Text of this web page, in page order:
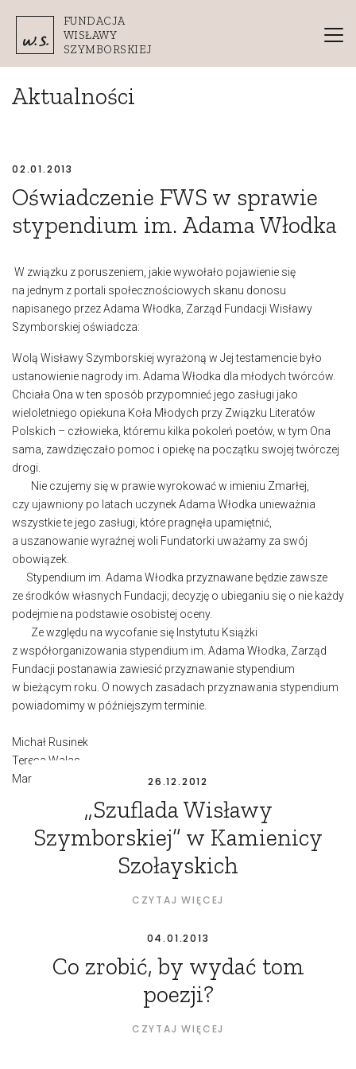
FUNDACJA
WISŁAWY
SZYMBORSKIEJ
Aktualności
02.01.2013
Oświadczenie FWS w sprawie
stypendium im. Adama Włodka
W związku z poruszeniem, jakie wywołało pojawienie się
na jednym z portali społecznościowych skanu donosu
napisanego przez Adama Włodka, Zarząd Fundacji Wisławy
Szymborskiej oświadcza:
Wolą Wisławy Szymborskiej wyrażoną w Jej testamencie było
ustanowienie nagrody im. Adama Włodka dla młodych twórców.
Chciała Ona w ten sposób przypomnieć jego zasługi jako
wieloletniego opiekuna Koła Młodych przy Związku Literatów
Polskich – człowieka, któremu kilka pokoleń poetów, w tym Ona
sama, zawdzięczało pomoc i opiekę na początku swojej twórczej
drogi.
Nie czujemy się w prawie wyrokować w imieniu Zmarłej,
czy ujawniony po latach uczynek Adama Włodka unieważnia
wszystkie te jego zasługi, które pragnęła upamiętnić,
a uszanowanie wyraźnej woli Fundatorki uważamy za swój
obowiązek.
Stypendium im. Adama Włodka przyznawane będzie zawsze
ze środków własnych Fundacji; decyzję o ubieganiu się o nie każdy
podejmie na podstawie osobistej oceny.
Ze względu na wycofanie się Instytutu Książki
z współorganizowania stypendium im. Adama Włodka, Zarząd
Fundacji postanawia zawiesić przyznawanie stypendium
w bieżącym roku. O nowych zasadach przyznawania stypendium
powiadomimy w późniejszym terminie.
Michał Rusinek
Teresa Walas
Marek Bukowski
26.12.2012
„Szuflada Wisławy
Szymborskiej” w Kamienicy
Szołayskich
CZYTAJ WIĘCEJ
04.01.2013
Co zrobić, by wydać tom
poezji?
CZYTAJ WIĘCEJ